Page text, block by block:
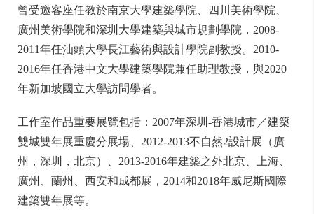
曾受邀客座任教於南京大學建築學院、四川美術學院、
廣州美術學院和深圳大學建築與城市規劃學院，2008-
2011年任汕頭大學長江藝術與設計學院副教授。2010-
2016年任香港中文大學建築學院兼任助理教授，與2020
年新加坡國立大學訪問學者。
工作室作品重要展覽包括：2007年深圳-香港城市／建築
雙城雙年展重慶分展場、2012-2013不自然2設計展（廣
州，深圳，北京）、2013-2016年建築之外北京、上海、
廣州、蘭州、西安和成都展，2014和2018年威尼斯國際
建築雙年展等。